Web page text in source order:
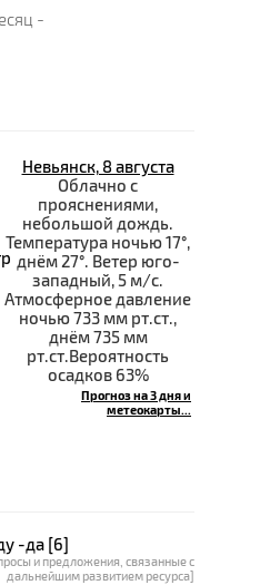
Невьянск, 8 августа
Облачно с
прояснениями,
небольшой дождь.
Температура ночью 17°,
днём 27°. Ветер юго-
западный, 5 м/с.
Атмосферное давление
ночью 733 мм рт.ст.,
днём 735 мм
рт.ст.Вероятность
осадков 63%
Прогноз на 3 дня и
метеокарты...
-да [6]
и предложения, связанные с
дальнейшим развитием ресурса]